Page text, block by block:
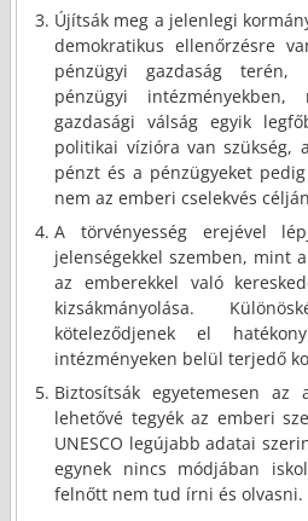
Újítsák meg a jelenlegi
demokratikus ellenőrzésre
pénzügyi gazdaság terén,
pénzügyi
gazdasági válság egyik
politikai vízióra van szükség,
pénzt és a pénzügyeket
nem az emberi cselekvés
A törvényesség erejével
jelenségekkel szemben, mint
az emberekkel való
kizsákmányolása.
köteleződjenek el
intézményeken belül terjedő
Biztosítsák egyetemesen az
lehetővé tegyék az emberi
UNESCO legújabb adatai
egynek nincs módjában
felnőtt nem tud írni és olvasni.